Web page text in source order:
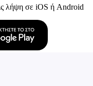
λήψη σε iOS ή Android